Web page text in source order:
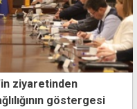
ziyaretinden
göstergesi